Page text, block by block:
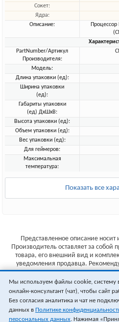
Сокет:
Ядра:
Описание:
Процессор
PartNumber/Артикул
Производителя:
Модель:
Длина упаковки (ед):
Ширина упаковки
(ед):
Габариты упаковки
(ед) ДхШхВ:
Высота упаковки (ед):
Объем упаковки (ед):
Вес упаковки (ед):
Для геймеров:
Максимальная
температура:
Показать все
Представленное описание
Производитель оставляет за собой
товара, его внешний вид и
уведомления продавца.
характеристики товара на
Указанные цены не являются
Стоимость и наличие
Мы используем файлы cookie, систему
онлайн-консультант (чат), чтобы сайт
Без согласия аналитика и чат не
данных в Политике
персональных данных. Нажимая